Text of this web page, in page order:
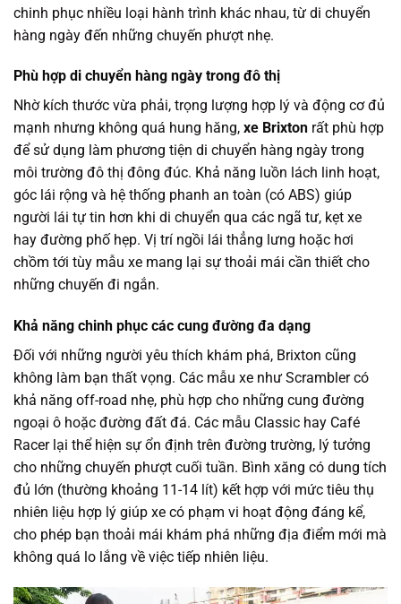
chinh phục nhiều loại hành trình khác nhau, từ di chuyển
hàng ngày đến những chuyến phượt nhẹ.
Phù hợp di chuyển hàng ngày trong đô thị
Nhờ kích thước vừa phải, trọng lượng hợp lý và động cơ đủ
mạnh nhưng không quá hung hăng, xe Brixton rất phù hợp
để sử dụng làm phương tiện di chuyển hàng ngày trong
môi trường đô thị đông đúc. Khả năng luồn lách linh hoạt,
góc lái rộng và hệ thống phanh an toàn (có ABS) giúp
người lái tự tin hơn khi di chuyển qua các ngã tư, kẹt xe
hay đường phố hẹp. Vị trí ngồi lái thẳng lưng hoặc hơi
chồm tới tùy mẫu xe mang lại sự thoải mái cần thiết cho
những chuyến đi ngắn.
Khả năng chinh phục các cung đường đa dạng
Đối với những người yêu thích khám phá, Brixton cũng
không làm bạn thất vọng. Các mẫu xe như Scrambler có
khả năng off-road nhẹ, phù hợp cho những cung đường
ngoại ô hoặc đường đất đá. Các mẫu Classic hay Café
Racer lại thể hiện sự ổn định trên đường trường, lý tưởng
cho những chuyến phượt cuối tuần. Bình xăng có dung tích
đủ lớn (thường khoảng 11-14 lít) kết hợp với mức tiêu thụ
nhiên liệu hợp lý giúp xe có phạm vi hoạt động đáng kể,
cho phép bạn thoải mái khám phá những địa điểm mới mà
không quá lo lắng về việc tiếp nhiên liệu.